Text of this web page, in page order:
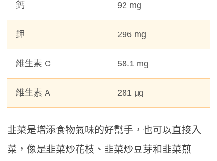
鈣 92 mg
鉀 296 mg
維生素 C 58.1 mg
維生素 A 281 µg
韭菜是增添食物氣味的好幫手，也可以直接入
菜，像是韭菜炒花枝、韭菜炒豆芽和韭菜煎